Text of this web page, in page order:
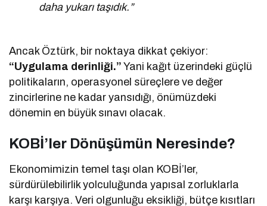
daha yukarı taşıdık.”
Ancak Öztürk, bir noktaya dikkat çekiyor:
“Uygulama derinliği.” Yani kağıt üzerindeki güçlü
politikaların, operasyonel süreçlere ve değer
zincirlerine ne kadar yansıdığı, önümüzdeki
dönemin en büyük sınavı olacak.
KOBİ’ler Dönüşümün Neresinde?
Ekonomimizin temel taşı olan KOBİ’ler,
sürdürülebilirlik yolculuğunda yapısal zorluklarla
karşı karşıya. Veri olgunluğu eksikliği, bütçe kısıtları